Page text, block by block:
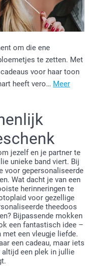
om die ene
te zetten. Met
voor haar toon
heeft vero… Meer
jezelf en je partner te
unieke band viert. Bij
voor gepersonaliseerde
Wat dacht je van een
herinneringen te
voor gezellige
theedoos
Bijpassende mokken
een fantastisch idee –
een vleugje liefde.
een cadeau, maar iets
een plek in jullie